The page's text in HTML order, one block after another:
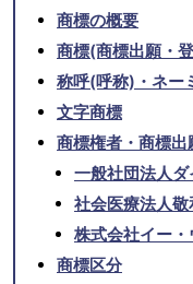
商標の概要
商標(商標出願・
称呼(呼称)・ネー
文字商標
商標権者・商標出
一般社団法人
社会医療法人敬
株式会社イー
商標区分